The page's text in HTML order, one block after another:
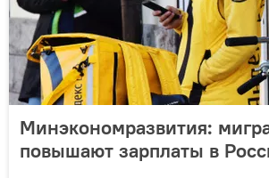
Минэкономразвития:
повышают зарплаты в